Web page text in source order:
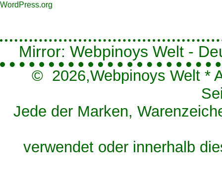
WordPress.org
Mirror: Webpinoys Welt -
© 2026,Webpinoys Welt *
Jede der Marken,
verwendet oder innerhalb